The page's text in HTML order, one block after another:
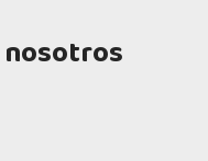
nosotros